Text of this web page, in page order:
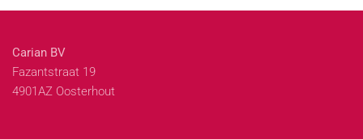
Carian BV
Fazantstraat 19
4901AZ Oosterhout